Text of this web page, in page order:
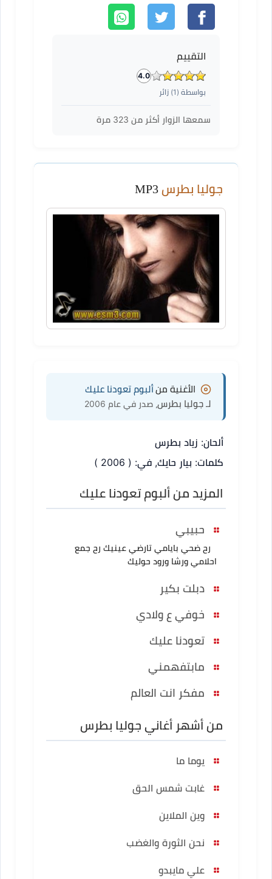
التقييم
4.0
بواسطة ( 1) زائر
سمعها الزوار أكثر من 323 مرة
جوليا بطرس
الأغنية منألبوم تعودنا عليك
لـ جوليا بطرس ، صدر في عام 2006
ألحان: زياد بطرس
كلمات: بيار حايك, في: ( 2006 )
المزيد من ألبوم تعودنا عليك
حبيبي
رح ضحي بايامي تارضي عينيك رح جمع
احلامي ورشا ورود حوليك
دبلت بكير
خوفي ع ولادي
تعودنا عليك
مابتفهمني
مفكر انت العالم
من أشهر أغاني جوليا بطرس
يوما ما
غابت شمس الحق
وين الملاين
نحن الثورة والغضب
علي مايبدو